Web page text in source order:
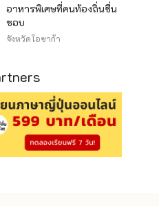
อาหารพิเศษที่คนท้องถิ่นชื่น
ชอบ
จังหวัดโอซาก้า